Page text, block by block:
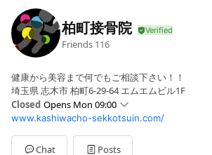
柏町接骨院
Friends 116
健康から美容まで何でもご相談下さい！！
埼玉県 志木市 柏町6-29-64 エムエムビル1F
Closed Opens Mon 09:00
SunClosed
Mon09:00 - 13:00,15:30 - 20:00
Tue09:00 - 13:00,15:30 - 20:00
www.kashiwacho-sekkotsuin.com/
Chat Posts